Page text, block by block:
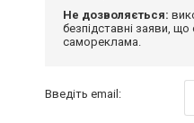
Не дозволяється:
безпідставні заяви, що
самореклама.
Введіть email: